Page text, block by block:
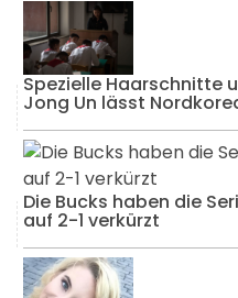
Spezielle Haarschnitte
Jong Un lässt
Die Bucks haben die
auf 2-1 verkürzt